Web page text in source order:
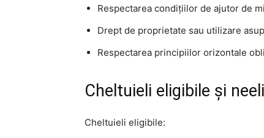
Respectarea condițiilor de ajutor de
Drept de proprietate sau utilizare
Respectarea principiilor orizontale
Cheltuieli eligibile și
Cheltuieli eligibile: